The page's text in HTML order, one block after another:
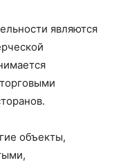
являются
объекты,